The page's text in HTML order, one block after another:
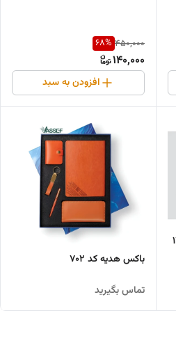
450,000
68%
140,000
افزودن به سبد
باکس هدیه کد ۷۰۲
تماس بگیرید